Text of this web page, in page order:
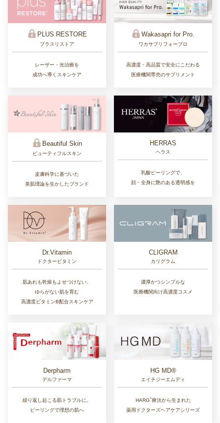
PLUS RESTORE
プラスリストア
レーザー・光治療を
成功へ導くスキンケア
Wakasapri for Pro.
ワカサプリフォープロ
高濃度・高品質で安全にこだわる
医療機関専売のサプリメント
Beautiful Skin
ビューティフルスキン
皮膚科学に基づいた
美肌理論を生かしたブランド
HERRAS
ヘラス
乳酸ピーリングで、
顔・全身に艶のある透明感を
Dr.Vitamin
ドクタービタミン
肌あれも乾燥もよせつけない、
ゆらがない肌を育む
高濃度ビタミンB配合スキンケア
CLIGRAM
カリグラム
濃厚かつシンプルな
医療機関向け高濃度コスメ
Derpharm
デルファーマ
繰り返し起こる肌トラブルに。
ピーリングで理想の肌へ
HG MD®
エイチジーエムディ
HARG®︎療法から生まれた
薬用ドクターズヘアケアシリーズ